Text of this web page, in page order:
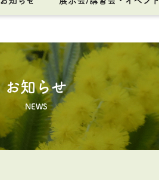
お知らせ
NEWS